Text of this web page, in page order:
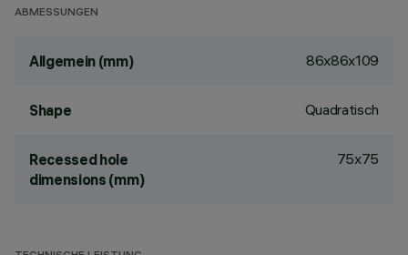
ABMESSUNGEN
Allgemein (mm) 86x86x109
Shape Quadratisch
Recessed hole
dimensions (mm)
75x75